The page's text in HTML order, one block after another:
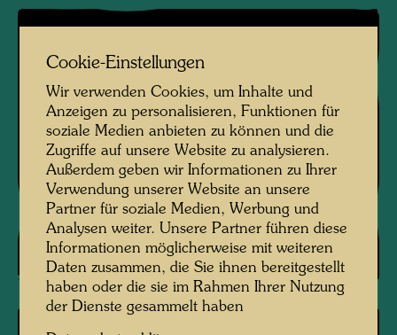
Cookie-Einstellungen
Wir verwenden Cookies, um Inhalte und
Anzeigen zu personalisieren, Funktionen für
soziale Medien anbieten zu können und die
Zugriffe auf unsere Website zu analysieren.
Außerdem geben wir Informationen zu Ihrer
Verwendung unserer Website an unsere
Partner für soziale Medien, Werbung und
Analysen weiter. Unsere Partner führen diese
Informationen möglicherweise mit weiteren
Daten zusammen, die Sie ihnen bereitgestellt
haben oder die sie im Rahmen Ihrer Nutzung
der Dienste gesammelt haben